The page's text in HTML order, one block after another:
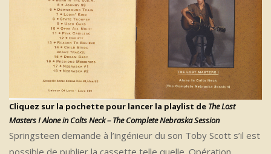
Cliquez sur la pochette pour lancer la playlist de The Lost
Masters I Alone in Colts Neck – The Complete Nebraska Session
Springsteen demande à l’ingénieur du son Toby Scott s’il est
possible de publier la cassette telle quelle. Opération